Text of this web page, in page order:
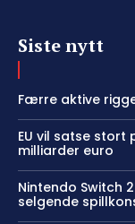
Siste nytt
Færre aktive
EU vil satse stort
milliarder euro
Nintendo Switch
selgende